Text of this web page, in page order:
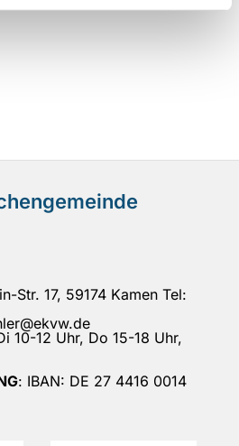
Str. 17, 59174 Kamen Tel:
10-12 Uhr, Do 15-18 Uhr,
: IBAN: DE 27 4416 0014